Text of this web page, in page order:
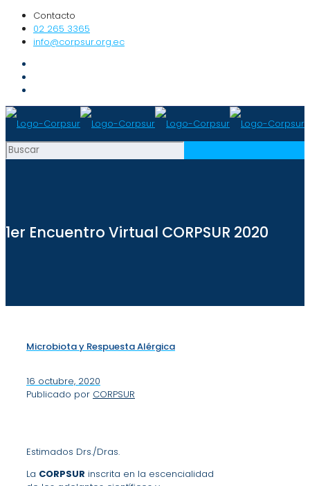
Contacto
02 265 3365
info@corpsur.org.ec
1er Encuentro Virtual CORPSUR 2020
Microbiota y Respuesta Alérgica
16 octubre, 2020
Publicado por CORPSUR
Estimados Drs./Dras.
La CORPSUR inscrita en la escencialidad